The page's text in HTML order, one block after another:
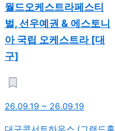
월드오케스트라페스티
벌, 선우예권 & 에스토니
아 국립 오케스트라 [대
구]
26.09.19 ~ 26.09.19